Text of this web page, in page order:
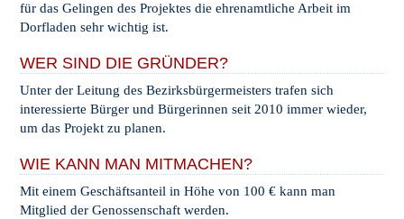
für das Gelingen des Projektes die ehrenamtliche Arbeit im
Dorfladen sehr wichtig ist.
WER SIND DIE GRÜNDER?
Unter der Leitung des Bezirksbürgermeisters trafen sich
interessierte Bürger und Bürgerinnen seit 2010 immer wieder,
um das Projekt zu planen.
WIE KANN MAN MITMACHEN?
Mit einem Geschäftsanteil in Höhe von 100 € kann man
Mitglied der Genossenschaft werden.